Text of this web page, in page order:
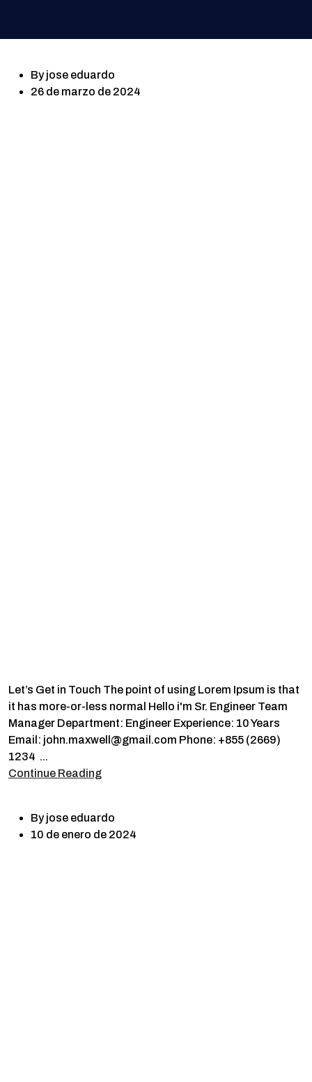
Byjose eduardo
26 de marzo de 2024
Let’s Get in Touch The point of using Lorem Ipsum is that
it has more-or-less normal Hello i'm Sr. Engineer Team
Manager Department: Engineer Experience: 10 Years
Email: john.maxwell@gmail.com Phone: +855 (2669)
1234 ...
Continue Reading
Byjose eduardo
10 de enero de 2024